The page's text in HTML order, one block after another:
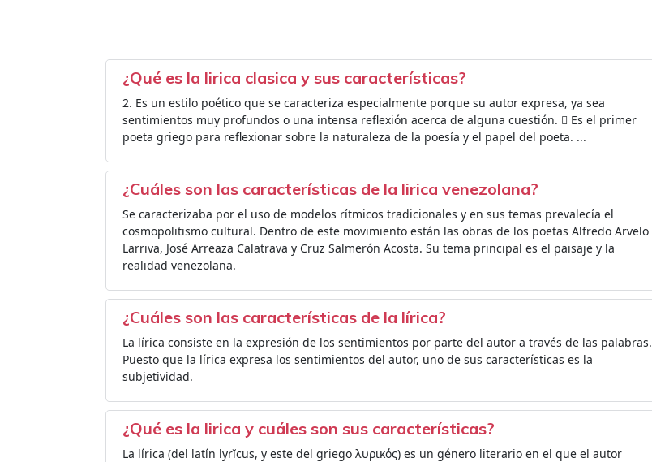
¿Qué es la lirica clasica y sus características?
2. Es un estilo poético que se caracteriza especialmente porque su autor expresa, ya sea
sentimientos muy profundos o una intensa reflexión acerca de alguna cuestión.  Es el primer
poeta griego para reflexionar sobre la naturaleza de la poesía y el papel del poeta. ...
¿Cuáles son las características de la lirica venezolana?
Se caracterizaba por el uso de modelos rítmicos tradicionales y en sus temas prevalecía el
cosmopolitismo cultural. Dentro de este movimiento están las obras de los poetas Alfredo Arvelo
Larriva, José Arreaza Calatrava y Cruz Salmerón Acosta. Su tema principal es el paisaje y la
realidad venezolana.
¿Cuáles son las características de la lírica?
La lírica consiste en la expresión de los sentimientos por parte del autor a través de las palabras.
Puesto que la lírica expresa los sentimientos del autor, uno de sus características es la
subjetividad.
¿Qué es la lirica y cuáles son sus características?
La lírica (del latín lyrĭcus, y este del griego λυρικός)​ es un género literario en el que el autor